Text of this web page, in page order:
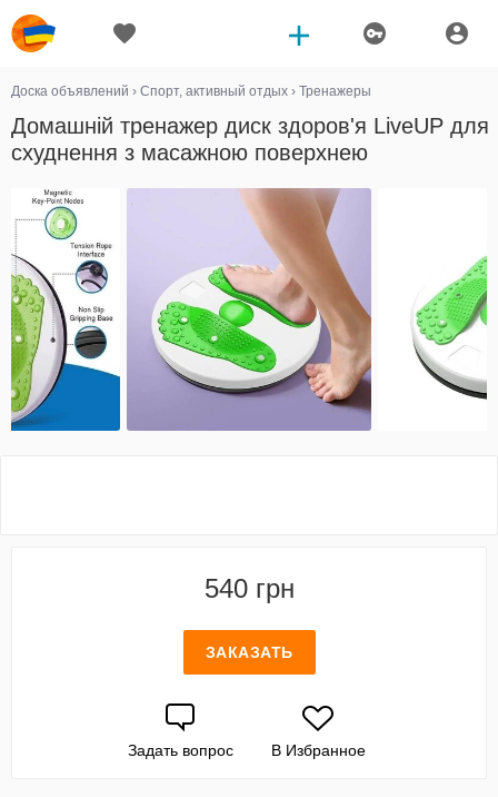
Доска объявлений › Спорт, активный отдых › Тренажеры
Домашній тренажер диск здоров'я LiveUP для
схуднення з масажною поверхнею
540 грн
ЗАКАЗАТЬ
Задать вопрос В Избранное